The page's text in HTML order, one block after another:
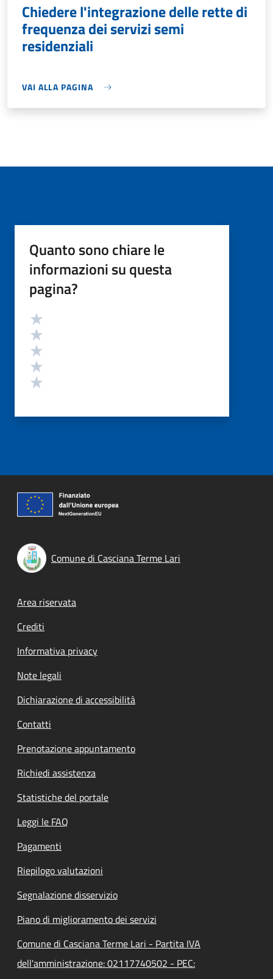
Chiedere l'integrazione delle rette di
frequenza dei servizi semi
residenziali
VAI ALLA PAGINA
Quanto sono chiare le
informazioni su questa
pagina?
Valutazione
Comune di Casciana Terme Lari
Footer menu
Area riservata
Crediti
Informativa privacy
Note legali
Dichiarazione di accessibilità
Contatti
Prenotazione appuntamento
Richiedi assistenza
Statistiche del portale
Leggi le FAQ
Pagamenti
Riepilogo valutazioni
Segnalazione disservizio
Piano di miglioramento dei servizi
Comune di Casciana Terme Lari - Partita IVA
dell'amministrazione: 02117740502 - PEC: